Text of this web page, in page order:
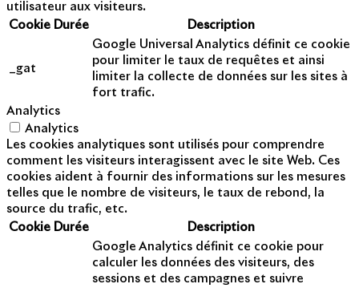
utilisateur aux visiteurs.
Cookie Durée Description
_gat
Google Universal Analytics définit ce cookie
pour limiter le taux de requêtes et ainsi
limiter la collecte de données sur les sites à
fort trafic.
Analytics
Analytics
Les cookies analytiques sont utilisés pour comprendre
comment les visiteurs interagissent avec le site Web. Ces
cookies aident à fournir des informations sur les mesures
telles que le nombre de visiteurs, le taux de rebond, la
source du trafic, etc.
Cookie Durée Description
Google Analytics définit ce cookie pour
calculer les données des visiteurs, des
sessions et des campagnes et suivre